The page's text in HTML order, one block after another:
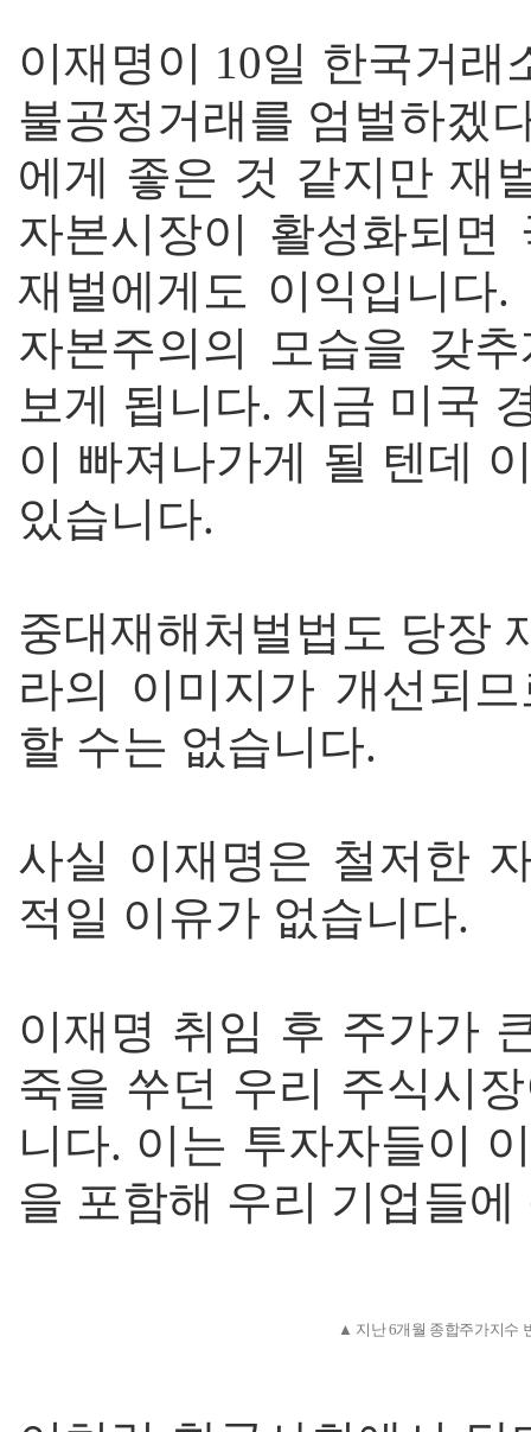
이재명이 10일 한국거
불공정거래를 엄벌하겠
에게 좋은 것 같지만 재
자본시장이 활성화되
재벌에게도 이익입니다
자본주의의 모습을 갖
보게 됩니다. 지금 미국
이 빠져나가게 될 텐데
있습니다.
중대재해처벌법도 당장
라의 이미지가 개선되
할 수는 없습니다.
사실 이재명은 철저한
적일 이유가 없습니다.
이재명 취임 후 주가가
죽을 쑤던 우리 주식시
니다. 이는 투자자들이
을 포함해 우리 기업들
▲ 지난 6개월 종합주가지수